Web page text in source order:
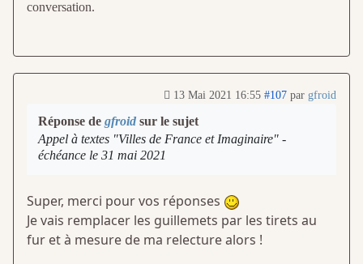
conversation.
13 Mai 2021 16:55 #107 par gfroid
Réponse de gfroid sur le sujet
Appel à textes "Villes de France et Imaginaire" -
échéance le 31 mai 2021
Super, merci pour vos réponses
Je vais remplacer les guillemets par les tirets au
fur et à mesure de ma relecture alors !